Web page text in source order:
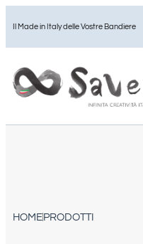
Il Made in Italy delle Vostre Bandiere
HOME PRODOTTI